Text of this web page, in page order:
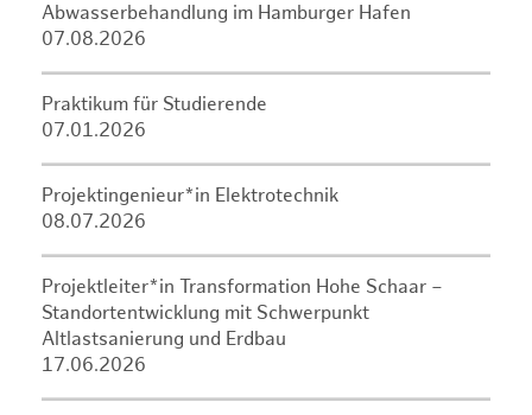
Abwasserbehandlung im Hamburger Hafen
07.08.2026
Praktikum für Studierende
07.01.2026
Projektingenieur*in Elektrotechnik
08.07.2026
Projektleiter*in Transformation Hohe Schaar –
Standortentwicklung mit Schwerpunkt
Altlastsanierung und Erdbau
17.06.2026